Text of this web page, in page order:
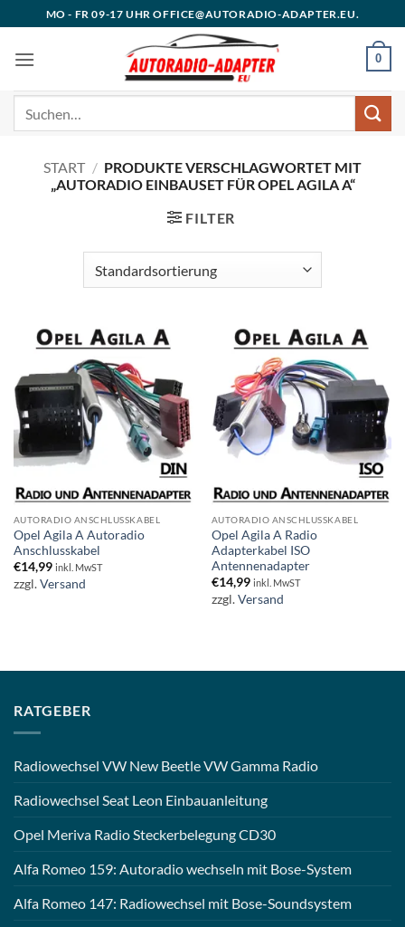
Inhalt
springen
MO - FR 09-17 UHR OFFICE@AUTORADIO-ADAPTER.EU.
0
START / PRODUKTE VERSCHLAGWORTET MIT
„AUTORADIO EINBAUSET FÜR OPEL AGILA A“
FILTER
AUTORADIO ANSCHLUSSKABEL
Opel Agila A Autoradio
Anschlusskabel
€14,99 inkl. MwST
zzgl.Versand
AUTORADIO ANSCHLUSSKABEL
Opel Agila A Radio
Adapterkabel ISO
Antennenadapter
€14,99 inkl. MwST
zzgl.Versand
RATGEBER
Radiowechsel VW New Beetle VW Gamma Radio
Radiowechsel Seat Leon Einbauanleitung
Opel Meriva Radio Steckerbelegung CD30
Alfa Romeo 159: Autoradio wechseln mit Bose-System
Alfa Romeo 147: Radiowechsel mit Bose-Soundsystem